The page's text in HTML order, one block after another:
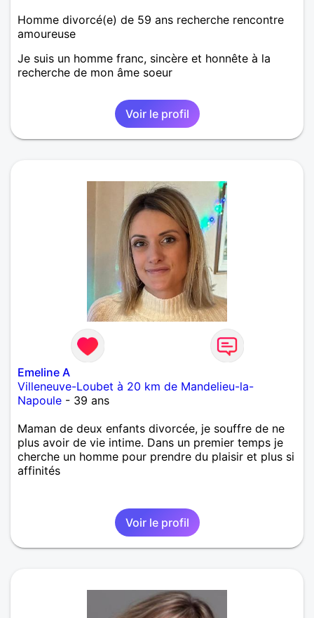
Homme divorcé(e) de 59 ans recherche rencontre
amoureuse
Je suis un homme franc, sincère et honnête à la
recherche de mon âme soeur
Voir le profil
Emeline A
Villeneuve-Loubet à 20 km de Mandelieu-la-
Napoule - 39 ans
Maman de deux enfants divorcée, je souffre de ne
plus avoir de vie intime. Dans un premier temps je
cherche un homme pour prendre du plaisir et plus si
affinités
Voir le profil